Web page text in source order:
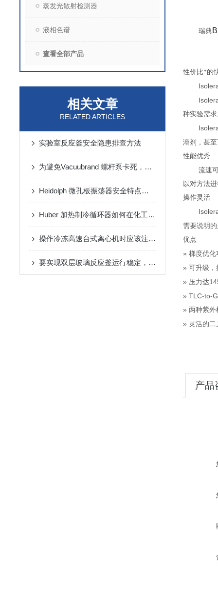
蒸发光散射检测器
液相色谱
查看全部产品
相关文章
RELATED ARTICLES
实验室反应釜安全隐患排查方法
为避免Vacuubrand 螺杆泵卡死，这几点建议可以看一下
Heidolph 微孔板振荡器安全特点众多，现在才知道
Huber 加热制冷循环器如何在化工行业使用？
操作冷冻高速台式离心机时应该注意的几个要点
要实现双层玻璃反应釜运行稳定，需要注意哪些方面？
瑞典
性价比*的
种实验需
溶剂，甚
性能优秀
流速
以对方法
操作灵活
需要说明
优点
» 梯度优化
» 可升级，
» 压力达
» TLC-to-
» 两种紫外
» 灵活的
产品